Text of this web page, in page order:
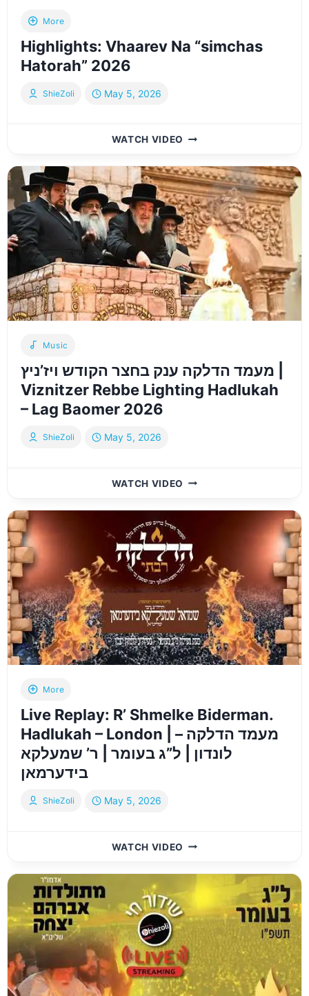
פ”ו
More
Highlights: Vhaarev Na “simchas
Hatorah” 2026
ShieZoli May 5, 2026
WATCH VIDEO HIGHLIGHTS:
NA
“SIMCHAS
HATORAH”
2026
Music
מעמד הדלקה ענק בחצר הקודש ויז’ניץ |
Viznitzer Rebbe Lighting Hadlukah
– Lag Baomer 2026
ShieZoli May 5, 2026
WATCH VIDEO מעמד
ענק
הקודש
ויז’ניץ
|
VIZNITZER
REBBE
LIGHTING
HADLUKAH
–
LAG
BAOMER
More
Live Replay: R’ Shmelke Biderman.
Hadlukah – London | מעמד הדלקה –
לונדון | ל”ג בעומר | ר’ שמעלקא
בידערמאן
ShieZoli May 5, 2026
WATCH VIDEO LIVE
R’
SHMELKE
HADLUKAH
–
LONDON
|
מעמד
הדלקה